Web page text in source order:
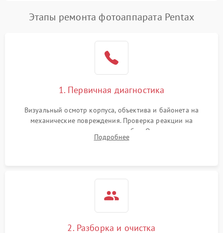
Этапы ремонта фотоаппарата Pentax
1. Первичная диагностика
Визуальный осмотр корпуса, объектива и байонета на
механические повреждения. Проверка реакции на
включение, считывание кодов ошибок. Оценка состояния
матрицы и затвора, проверка работы автофокуса и вспышки.
Подробнее
2. Разборка и очистка